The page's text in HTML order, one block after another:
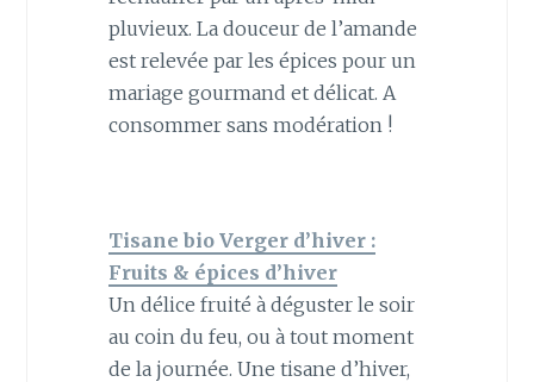
pluvieux. La douceur de l’amande
est relevée par les épices pour un
mariage gourmand et délicat. A
consommer sans modération !
Tisane bio Verger d’hiver :
Fruits & épices d’hiver
Un délice fruité à déguster le soir
au coin du feu, ou à tout moment
de la journée. Une tisane d’hiver,